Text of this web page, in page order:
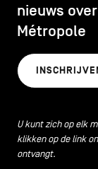
nieuws
Métropole
U kunt zich op elk
klikken op de link
ontvangt.